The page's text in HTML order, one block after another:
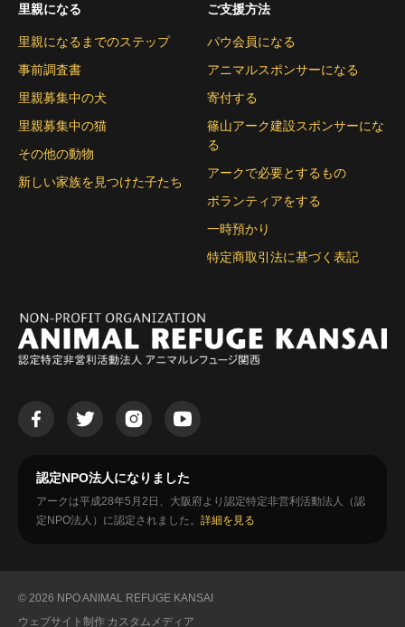
里親になる
里親になるまでのステップ
事前調査書
里親募集中の犬
里親募集中の猫
その他の動物
新しい家族を見つけた子たち
ご支援方法
パウ会員になる
アニマルスポンサーになる
寄付する
篠山アーク建設スポンサーにな
る
アークで必要とするもの
ボランティアをする
一時預かり
特定商取引法に基づく表記
認定NPO法人になりました
アークは平成28年5月2日、大阪府より認定特定非営利活動法人（認
定NPO法人）に認定されました。 詳細を見る
© 2026 NPO ANIMAL REFUGE KANSAI
ウェブサイト制作 カスタムメディア